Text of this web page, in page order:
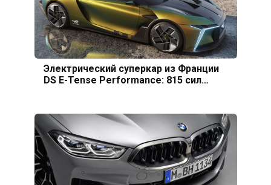
Электрический суперкар из Франции
DS E-Tense Performance: 815 сил…